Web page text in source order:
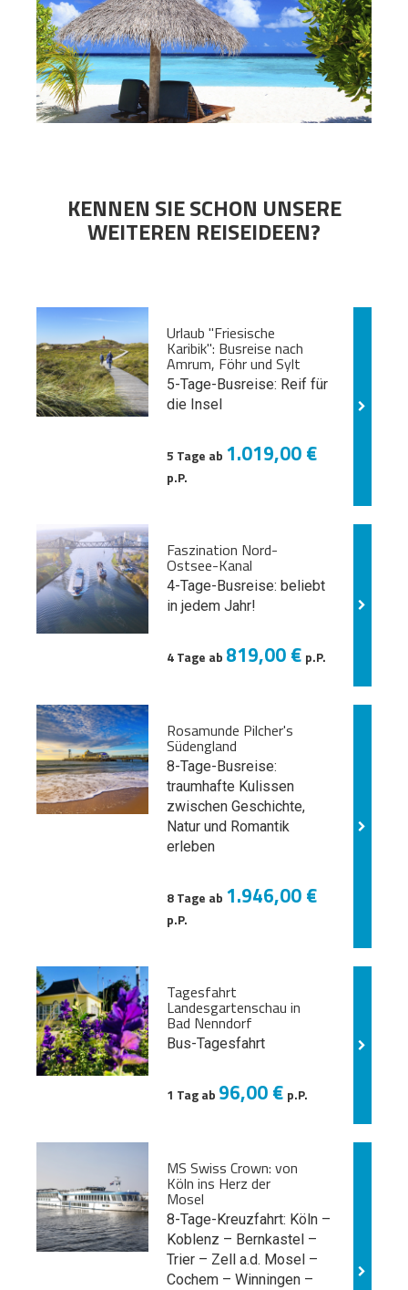
KENNEN SIE SCHON UNSERE
WEITEREN REISEIDEEN?
Urlaub "Friesische
Karibik": Busreise nach
Amrum, Föhr und Sylt
5-Tage-Busreise: Reif für
die Insel
5 Tage ab 1.019,00 €
p.P.
Faszination Nord-
Ostsee-Kanal
4-Tage-Busreise: beliebt
in jedem Jahr!
4 Tage ab 819,00 € p.P.
Rosamunde Pilcher's
Südengland
8-Tage-Busreise:
traumhafte Kulissen
zwischen Geschichte,
Natur und Romantik
erleben
8 Tage ab 1.946,00 €
p.P.
Tagesfahrt
Landesgartenschau in
Bad Nenndorf
Bus-Tagesfahrt
1 Tag ab 96,00 € p.P.
MS Swiss Crown: von
Köln ins Herz der
Mosel
8-Tage-Kreuzfahrt: Köln –
Koblenz – Bernkastel –
Trier – Zell a.d. Mosel –
Cochem – Winningen –